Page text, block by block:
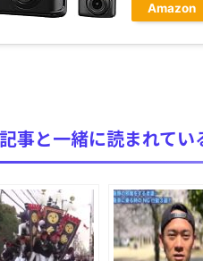
見ていると！悲しくなってしま
Amazon
事と一緒に読まれてい